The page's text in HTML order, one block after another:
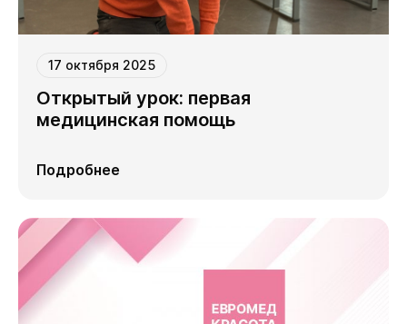
17 октября 2025
Открытый урок: первая
медицинская помощь
Подробнее